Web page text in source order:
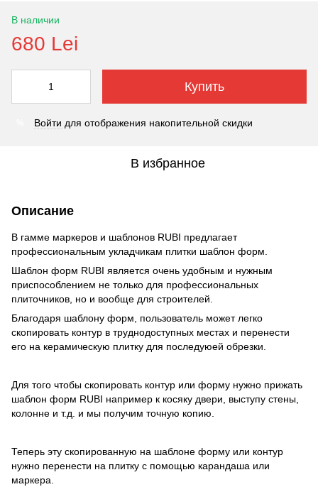
В наличии
680 Lei
Купить
Войти для отображения накопительной скидки
В избранное
Описание
В гамме маркеров и шаблонов RUBI предлагает
профессиональным укладчикам плитки шаблон форм.
Шаблон форм RUBI является очень удобным и нужным
приспособлением не только для профессиональных
плиточников, но и вообще для строителей.
Благодаря шаблону форм, пользователь может легко
скопировать контур в труднодоступных местах и перенести
его на керамическую плитку для последуюей обрезки.
Для того чтобы скопировать контур или форму нужно прижать
шаблон форм RUBI например к косяку двери, выступу стены,
колонне и т.д. и мы получим точную копию.
Теперь эту скопированную на шаблоне форму или контур
нужно перенести на плитку с помощью карандаша или
маркера.